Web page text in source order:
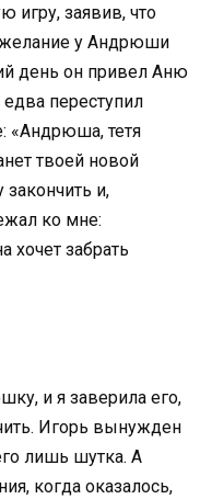
игру, заявив, что
желание у Андрюши
день он привел Аню
переступил
«Андрюша, тетя
твоей новой
и,
ко мне:
хочет забрать
и я заверила его,
Игорь вынужден
лишь шутка. А
когда оказалось,